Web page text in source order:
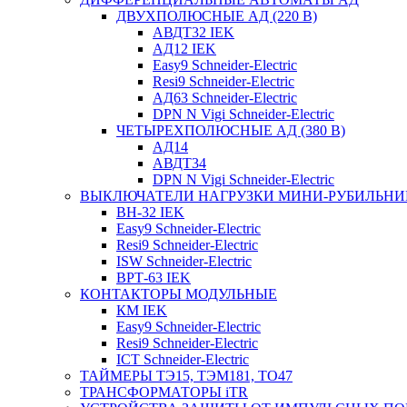
ДВУХПОЛЮСНЫЕ АД (220 В)
АВДТ32 IEK
АД12 IEK
Easy9 Schneider-Electric
Resi9 Schneider-Electric
АД63 Schneider-Electric
DPN N Vigi Schneider-Electric
ЧЕТЫРЕХПОЛЮСНЫЕ АД (380 В)
АД14
АВДТ34
DPN N Vigi Schneider-Electric
ВЫКЛЮЧАТЕЛИ НАГРУЗКИ МИНИ-
ВН-32 IEK
Easy9 Schneider-Electric
Resi9 Schneider-Electric
ISW Schneider-Electric
ВРТ-63 IEK
КОНТАКТОРЫ МОДУЛЬНЫЕ
КМ IEK
Easy9 Schneider-Electric
Resi9 Schneider-Electric
ICT Schneider-Electric
ТАЙМЕРЫ ТЭ15, ТЭМ181, ТО47
ТРАНСФОРМАТОРЫ iTR